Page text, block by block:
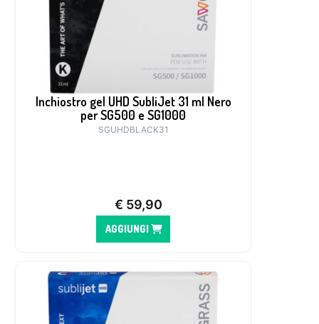
Inchiostro gel UHD SubliJet 31 ml Nero
per SG500 e SG1000
SGUHDBLACK31
€ 59,90
AGGIUNGI